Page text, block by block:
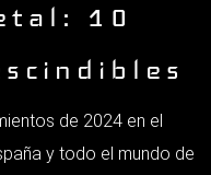
10
de 2024 en el
y todo el mundo de